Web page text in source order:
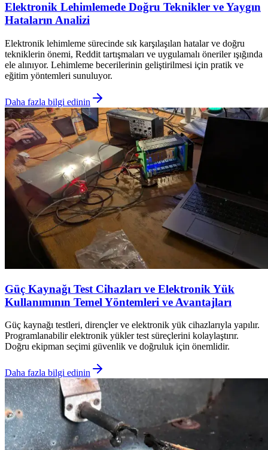
Elektronik Lehimlemede Doğru Teknikler ve Yaygın
Hataların Analizi
Elektronik lehimleme sürecinde sık karşılaşılan hatalar ve doğru
tekniklerin önemi, Reddit tartışmaları ve uygulamalı öneriler ışığında
ele alınıyor. Lehimleme becerilerinin geliştirilmesi için pratik ve
eğitim yöntemleri sunuluyor.
Daha fazla bilgi edinin
Güç Kaynağı Test Cihazları ve Elektronik Yük
Kullanımının Temel Yöntemleri ve Avantajları
Güç kaynağı testleri, dirençler ve elektronik yük cihazlarıyla yapılır.
Programlanabilir elektronik yükler test süreçlerini kolaylaştırır.
Doğru ekipman seçimi güvenlik ve doğruluk için önemlidir.
Daha fazla bilgi edinin